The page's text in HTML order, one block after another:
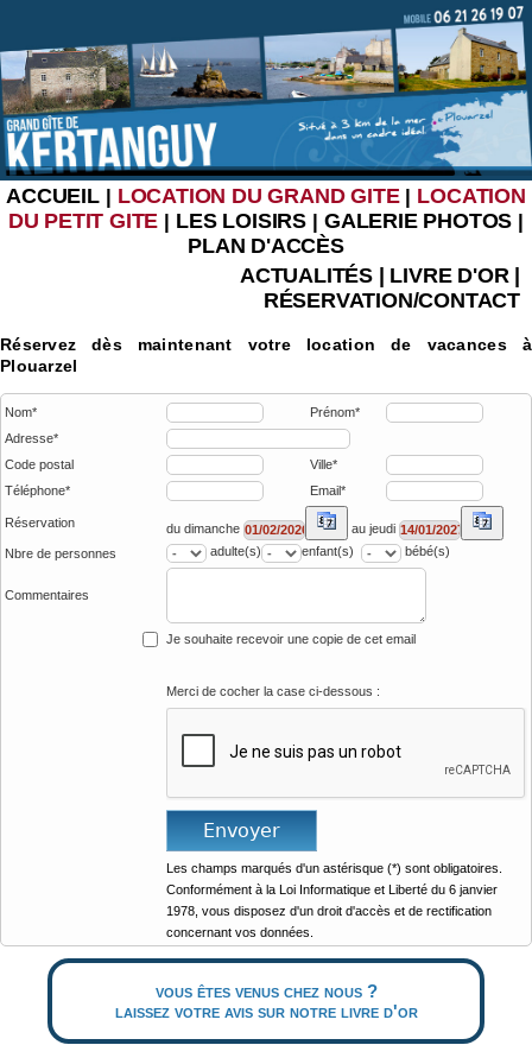
ACCUEIL| LOCATION DU GRAND GITE| LOCATION
DU PETIT GITE | LES LOISIRS | GALERIE PHOTOS |
PLAN D'ACCÈS
ACTUALITÉS| LIVRE D'OR|
RÉSERVATION/CONTACT
Réservez dès maintenant votre location de vacances à
Plouarzel
Nom*
Prénom*
Adresse*
Code postal
Ville*
Téléphone*
Email*
Réservation du dimanche
au jeudi
Nbre de personnes
adulte(s) enfant(s) bébé(s)
Commentaires
Je souhaite recevoir une copie de cet email
Merci de cocher la case ci-dessous :
Les champs marqués d'un astérisque (*) sont obligatoires.
Conformément à la Loi Informatique et Liberté du 6 janvier
1978, vous disposez d'un droit d'accès et de rectification
concernant vos données.
vous êtes venus chez nous ?
laissez votre avis sur notre livre d'or